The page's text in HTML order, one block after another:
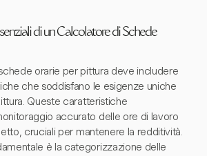
di un Calcolatore di Schede
orarie per pittura deve includere
che soddisfano le esigenze uniche
Queste caratteristiche
accurato delle ore di lavoro
cruciali per mantenere la redditività.
è la categorizzazione delle